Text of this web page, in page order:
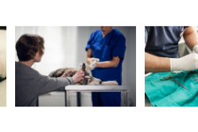
para
animais
24